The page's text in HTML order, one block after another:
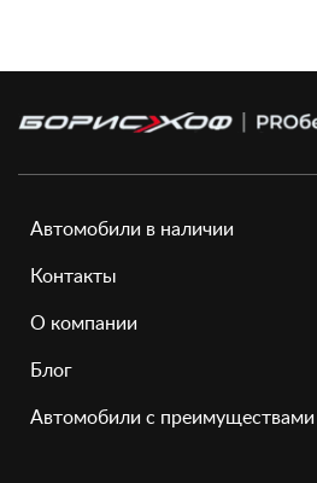
Автомобили в наличии
Контакты
О компании
Блог
Автомобили с преимуществами